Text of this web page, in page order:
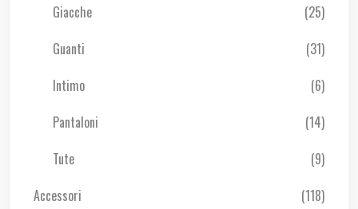
Giacche
(25)
Guanti
(31)
Intimo
(6)
Pantaloni
(14)
Tute
(9)
Accessori
(118)